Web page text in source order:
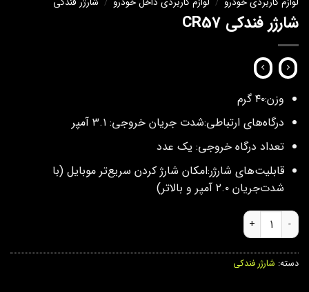
شارژر فندکی CR57
وزن:۴۰ گرم
درگاه‌های ارتباطی:شدت جریان خروجی: ۳.۱ آمپر
تعداد درگاه خروجی: یک عدد
قابلیت‌های شارژر:امکان شارژ کردن سریع‌تر موبایل (با
شدت‌جریان ۲.۰ آمپر و بالاتر)
شارژر فندکی CR57 عدد
دسته: شارژر فندکی